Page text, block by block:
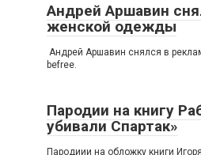
Андрей Аршавин
женской одежды
Андрей Аршавин снялся в
befree.
Пародии на книгу
убивали Спартак»
Пародиии на обложку книги